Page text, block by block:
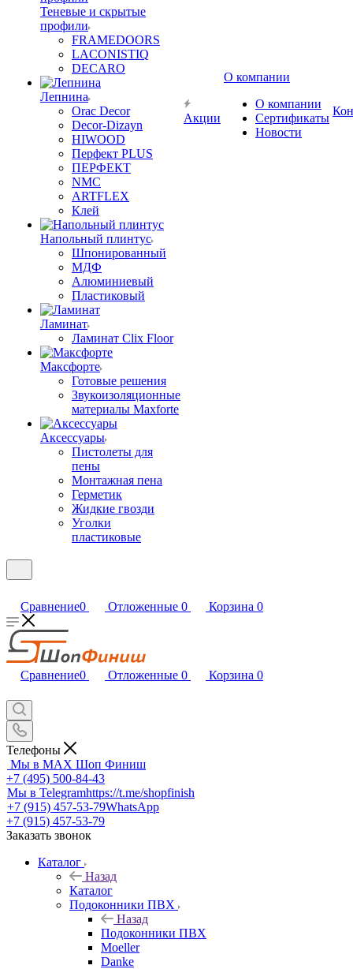
Теневые и скрытые
профили
FRAMEDOORS
LACONISTIQ
DECARO
Лепнина
Orac Decor
Decor-Dizayn
HIWOOD
Перфект PLUS
ПЕРФЕКТ
NMC
ARTFLEX
Клей
Напольный плинтус
Шпонированный
МДФ
Алюминиевый
Пластиковый
Ламинат
Ламинат Clix Floor
Максфорте
Готовые решения
Звукоизоляционные
материалы Maxforte
Аксессуары
Пистолеты для
пены
Монтажная пена
Герметик
Жидкие гвозди
Уголки
пластиковые
Акции
О компании
О компании
Сертификаты
Новости
Сравнение0 Отложенные 0 Корзина 0
Сравнение0 Отложенные 0 Корзина 0
Телефоны
Мы в MAX Шоп Финиш
+7 (495) 500-84-43
Мы в Telegramhttps://t.me/shopfinish
+7 (915) 457-53-79WhatsApp
+7 (915) 457-53-79
Заказать звонок
Каталог
Назад
Каталог
Подоконники ПВХ
Назад
Подоконники ПВХ
Moeller
Danke